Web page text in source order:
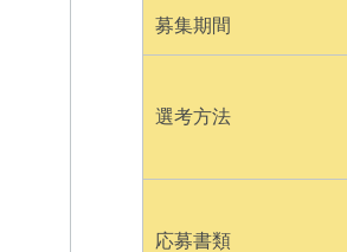
募集期間
選考方法
応募書類